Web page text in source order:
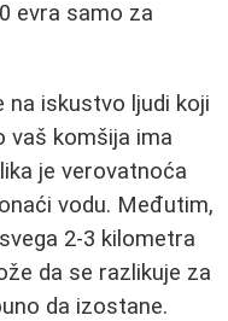
evra samo za
na iskustvo ljudi koji
vaš komšija ima
je verovatnoća
vodu. Međutim,
2-3 kilometra
da se razlikuje za
da izostane.